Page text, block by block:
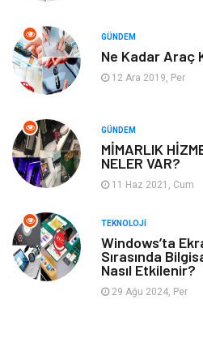
Aksesuar
Nakliyat
Bebek Giyim
Cam
Telekomünikasyon
Kiralama Servisleri
GÜNDEM
Ne Kadar Araç
12 Ara 2019, Per
GÜNDEM
MİMARLIK
NELER VAR?
11 Haz 2021, Cum
TEKNOLOJI
Windows’ta
Sırasında
Nasıl Etkilenir?
29 Ağu 2024, Per